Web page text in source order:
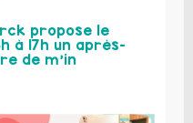
propose le
à 17h un après-
de m’in